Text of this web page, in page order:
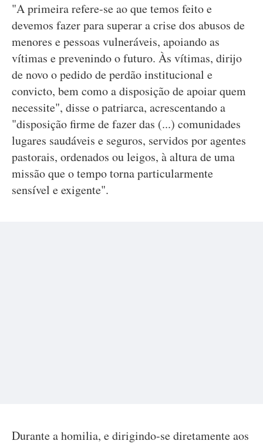
"A primeira refere-se ao que temos feito e
devemos fazer para superar a crise dos abusos de
menores e pessoas vulneráveis, apoiando as
vítimas e prevenindo o futuro. Às vítimas, dirijo
de novo o pedido de perdão institucional e
convicto, bem como a disposição de apoiar quem
necessite", disse o patriarca, acrescentando a
"disposição firme de fazer das (...) comunidades
lugares saudáveis e seguros, servidos por agentes
pastorais, ordenados ou leigos, à altura de uma
missão que o tempo torna particularmente
sensível e exigente".
Durante a homilia, e dirigindo-se diretamente aos